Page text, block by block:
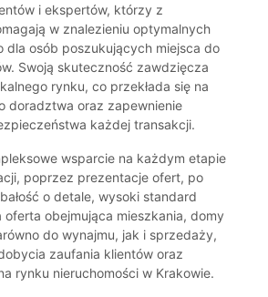
i ekspertów, którzy z
w znalezieniu optymalnych
dla osób poszukujących miejsca do
Swoją skuteczność zawdzięcza
rynku, co przekłada się na
doradztwa oraz zapewnienie
każdej transakcji.
wsparcie na każdym etapie
poprzez prezentacje ofert, po
o detale, wysoki standard
oferta obejmująca mieszkania, domy
do wynajmu, jak i sprzedaży,
zaufania klientów oraz
rynku nieruchomości w Krakowie.